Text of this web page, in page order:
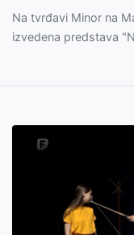
Na tvrđavi Minor na
izvedena predstava